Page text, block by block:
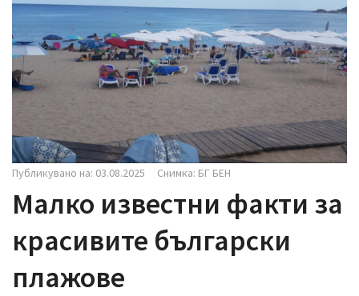
i
a
t
i
Публикувано на: 03.08.2025 Снимка: БГ БЕН
Малко известни факти за
красивите български
плажове